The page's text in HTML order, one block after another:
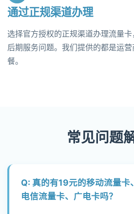
通过正规渠道办理
选择官方授权的正规渠道办理流量
后期服务问题。我们提供的都是运
餐。
常见问题
Q: 真的有19元的移动流量卡
电信流量卡、广电卡吗？